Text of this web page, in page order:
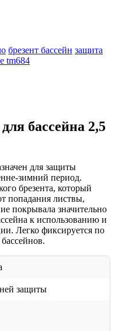
брезент бассейн защита
tm684
бассейна 2,5
для защиты
зимний период.
брезента, который
попадания листвы,
покрывала значительно
к использованию и
Легко фиксируется по
защиты